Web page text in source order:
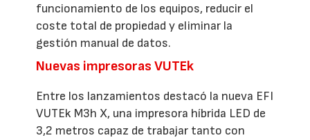
funcionamiento de los equipos, reducir el
coste total de propiedad y eliminar la
gestión manual de datos.
Nuevas impresoras VUTEk
Entre los lanzamientos destacó la nueva EFI
VUTEk M3h X, una impresora híbrida LED de
3,2 metros capaz de trabajar tanto con